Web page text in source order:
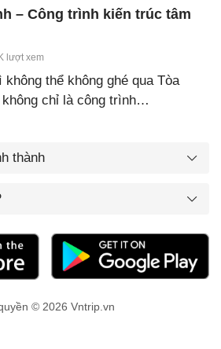
– Công trình kiến trúc tâm
lượt xem
thể không ghé qua Tòa
chỉ là công trình…
thành
© 2026 Vntrip.vn